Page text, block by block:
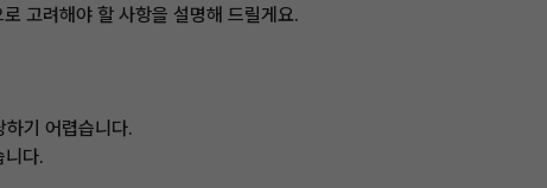
고려해야 할 사항을 설명해 드릴게요.
기 어렵습니다.
니다.